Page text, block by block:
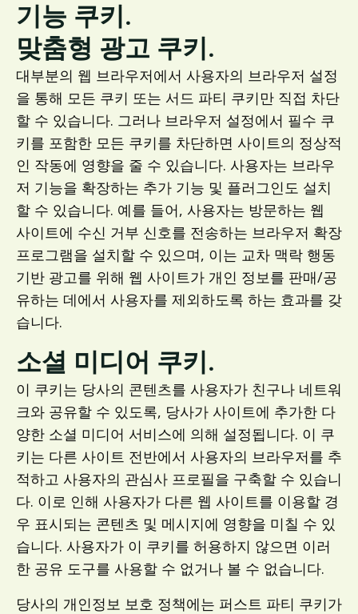
기능 쿠키.
맞춤형 광고 쿠키.
대부분의 웹 브라우저에서 사용자의 브라우저 설정
을 통해 모든 쿠키 또는 서드 파티 쿠키만 직접 차단
할 수 있습니다. 그러나 브라우저 설정에서 필수 쿠
키를 포함한 모든 쿠키를 차단하면 사이트의 정상적
인 작동에 영향을 줄 수 있습니다. 사용자는 브라우
저 기능을 확장하는 추가 기능 및 플러그인도 설치
할 수 있습니다. 예를 들어, 사용자는 방문하는 웹
사이트에 수신 거부 신호를 전송하는 브라우저 확장
프로그램을 설치할 수 있으며, 이는 교차 맥락 행동
기반 광고를 위해 웹 사이트가 개인 정보를 판매/공
유하는 데에서 사용자를 제외하도록 하는 효과를 갖
습니다.
소셜 미디어 쿠키.
이 쿠키는 당사의 콘텐츠를 사용자가 친구나 네트워
크와 공유할 수 있도록, 당사가 사이트에 추가한 다
양한 소셜 미디어 서비스에 의해 설정됩니다. 이 쿠
키는 다른 사이트 전반에서 사용자의 브라우저를 추
적하고 사용자의 관심사 프로필을 구축할 수 있습니
다. 이로 인해 사용자가 다른 웹 사이트를 이용할 경
우 표시되는 콘텐츠 및 메시지에 영향을 미칠 수 있
습니다. 사용자가 이 쿠키를 허용하지 않으면 이러
한 공유 도구를 사용할 수 없거나 볼 수 없습니다.
당사의 개인정보 보호 정책에는 퍼스트 파티 쿠키가